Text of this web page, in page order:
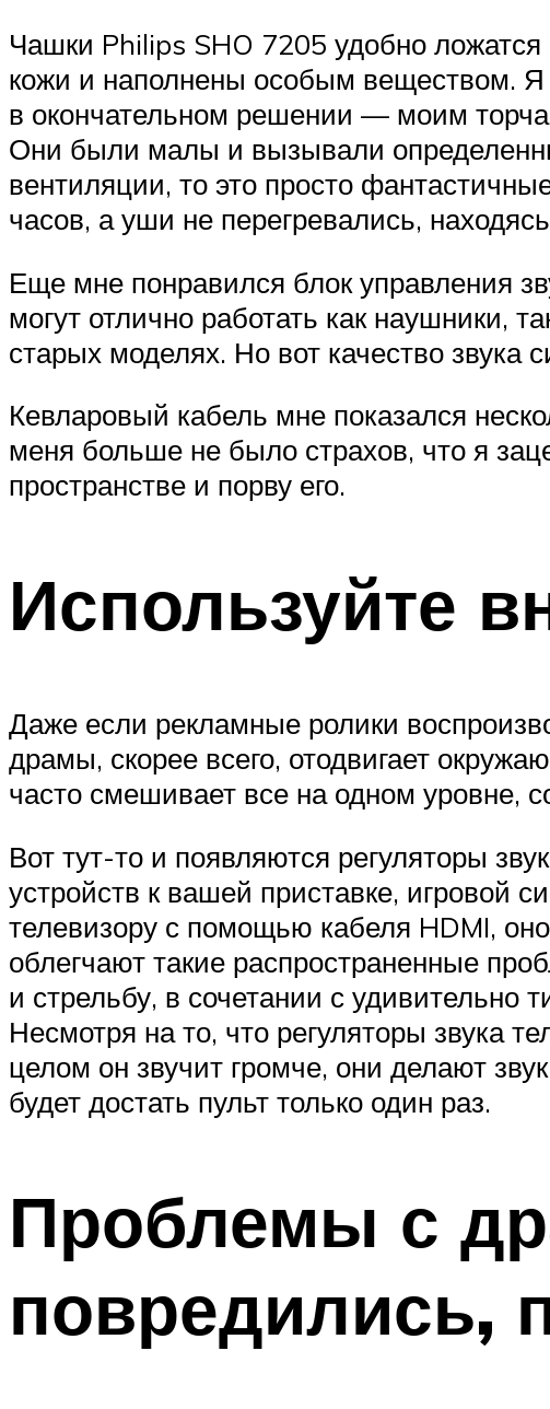
Чашки Philips SHO 7205 удобно
кожи и наполнены особым веществом.
в окончательном решении — моим
Они были малы и вызывали
вентиляции, то это просто
часов, а уши не перегревались,
Еще мне понравился блок управления
могут отлично работать как наушники,
старых моделях. Но вот качество звука
Кевларовый кабель мне показался
меня больше не было страхов, что я
пространстве и порву его.
Используйте
Даже если рекламные ролики
драмы, скорее всего, отодвигает
часто смешивает все на одном уровне,
Вот тут-то и появляются регуляторы
устройств к вашей приставке, игровой
телевизору с помощью кабеля HDMI,
облегчают такие распространенные
и стрельбу, в сочетании с удивительно
Несмотря на то, что регуляторы звука
целом он звучит громче, они делают
будет достать пульт только один раз.
Проблемы с
повредились,